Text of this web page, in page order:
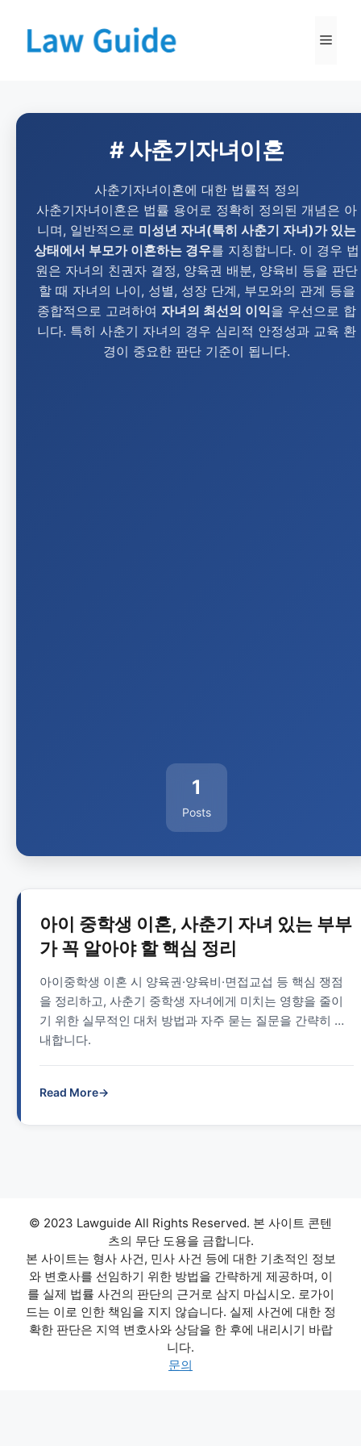
# 사춘기자녀이혼
사춘기자녀이혼에 대한 법률적 정의
사춘기자녀이혼은 법률 용어로 정확히 정의된 개념은 아
니며, 일반적으로 미성년 자녀(특히 사춘기 자녀)가 있는
상태에서 부모가 이혼하는 경우를 지칭합니다. 이 경우 법
원은 자녀의 친권자 결정, 양육권 배분, 양육비 등을 판단
할 때 자녀의 나이, 성별, 성장 단계, 부모와의 관계 등을
종합적으로 고려하여 자녀의 최선의 이익을 우선으로 합
니다. 특히 사춘기 자녀의 경우 심리적 안정성과 교육 환
경이 중요한 판단 기준이 됩니다.
1
Posts
아이 중학생 이혼, 사춘기 자녀 있는 부부
가 꼭 알아야 할 핵심 정리
아이중학생 이혼 시 양육권·양육비·면접교섭 등 핵심 쟁점
을 정리하고, 사춘기 중학생 자녀에게 미치는 영향을 줄이
기 위한 실무적인 대처 방법과 자주 묻는 질문을 간략히 안
내합니다.
Read More→
© 2023 Lawguide All Rights Reserved. 본 사이트 콘텐
츠의 무단 도용을 금합니다.
본 사이트는 형사 사건, 민사 사건 등에 대한 기초적인 정보
와 변호사를 선임하기 위한 방법을 간략하게 제공하며, 이
를 실제 법률 사건의 판단의 근거로 삼지 마십시오. 로가이
드는 이로 인한 책임을 지지 않습니다. 실제 사건에 대한 정
확한 판단은 지역 변호사와 상담을 한 후에 내리시기 바랍
니다.
문의